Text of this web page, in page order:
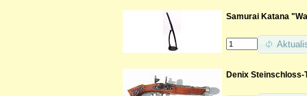
Samurai Katana
Denix Steinschloss-